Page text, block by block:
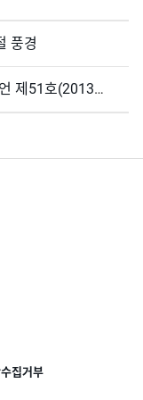
풍경
정부 경제/복지 정책 의견 포함
집거부